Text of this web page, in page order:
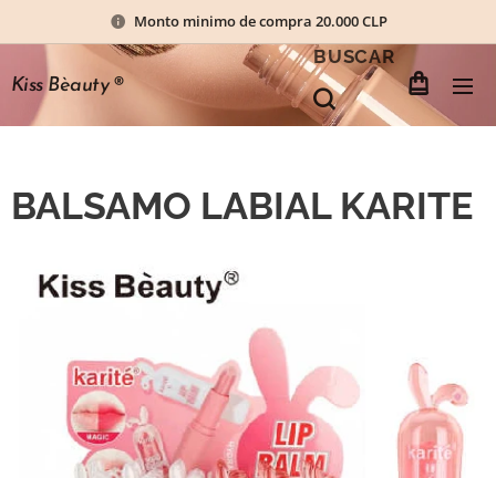
Monto minimo de compra 20.000 CLP
Kiss Bèauty®
BUSCAR
BALSAMO LABIAL KARITE